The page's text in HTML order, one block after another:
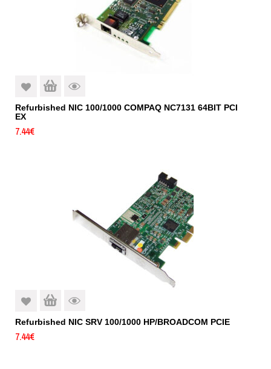
Refurbished NIC 100/1000 COMPAQ NC7131 64BIT PCI
EX
7.44€
Refurbished NIC SRV 100/1000 HP/BROADCOM PCIE
7.44€